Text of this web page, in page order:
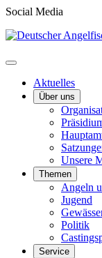
Social Media
Aktuelles
Über uns
Unsere
Themen
Angeln
Jugend
Politik
Service